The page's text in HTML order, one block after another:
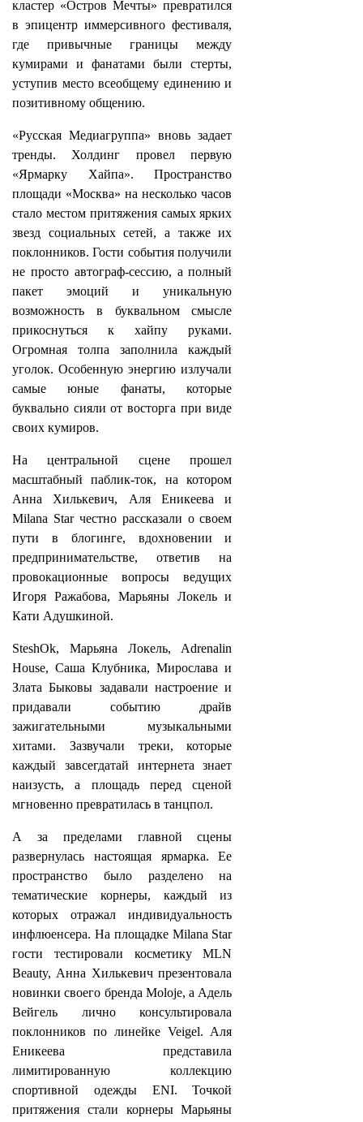
кластер «Остров Мечты» превратился
в эпицентр иммерсивного фестиваля,
где привычные границы между
кумирами и фанатами были стерты,
уступив место всеобщему единению и
позитивному общению.
«Русская Медиагруппа» вновь задает
тренды. Холдинг провел первую
«Ярмарку Хайпа». Пространство
площади «Москва» на несколько часов
стало местом притяжения самых ярких
звезд социальных сетей, а также их
поклонников. Гости события получили
не просто автограф-сессию, а полный
пакет эмоций и уникальную
возможность в буквальном смысле
прикоснуться к хайпу руками.
Огромная толпа заполнила каждый
уголок. Особенную энергию излучали
самые юные фанаты, которые
буквально сияли от восторга при виде
своих кумиров.
На центральной сцене прошел
масштабный паблик-ток, на котором
Анна Хилькевич, Аля Еникеева и
Milana Star честно рассказали о своем
пути в блогинге, вдохновении и
предпринимательстве, ответив на
провокационные вопросы ведущих
Игоря Ражабова, Марьяны Локель и
Кати Адушкиной.
SteshOk, Марьяна Локель, Adrenalin
House, Саша Клубника, Мирослава и
Злата Быковы задавали настроение и
придавали событию драйв
зажигательными музыкальными
хитами. Зазвучали треки, которые
каждый завсегдатай интернета знает
наизусть, а площадь перед сценой
мгновенно превратилась в танцпол.
А за пределами главной сцены
развернулась настоящая ярмарка. Ее
пространство было разделено на
тематические корнеры, каждый из
которых отражал индивидуальность
инфлюенсера. На площадке Milana Star
гости тестировали косметику MLN
Beauty, Анна Хилькевич презентовала
новинки своего бренда Moloje, а Адель
Вейгель лично консультировала
поклонников по линейке Veigel. Аля
Еникеева представила
лимитированную коллекцию
спортивной одежды ENI. Точкой
притяжения стали корнеры Марьяны